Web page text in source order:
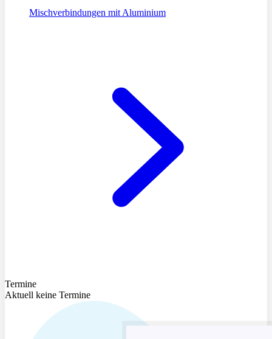
Mischverbindungen mit Aluminium
Termine
Aktuell keine Termine